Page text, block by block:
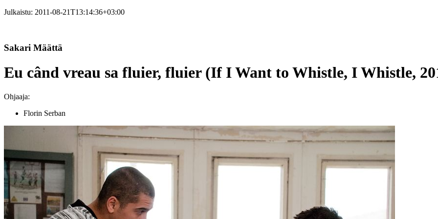
Julkaistu: 2011-08-21T13:14:36+03:00
Sakari Määttä
Eu când vreau sa fluier, fluier (If I Want to Whistle, I Whistle,
Ohjaaja:
Florin Serban